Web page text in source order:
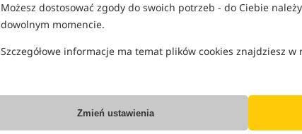
Możesz dostosować zgody do swoich potrzeb - do Ciebie
dowolnym momencie.
Szczegółowe informacje ma temat plików cookies znajdziesz w
Zmień ustawienia